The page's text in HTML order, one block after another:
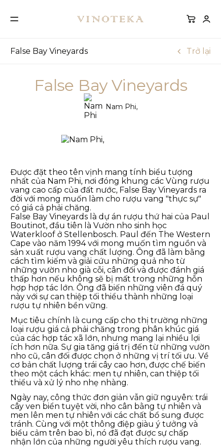
False Bay Vineyards Trở lại
False Bay Vineyards
Nam Phi,
Được đặt theo tên vịnh mang tính biểu tượng
nhất của Nam Phi, nơi đóng khung các Vùng rượu
vang cao cấp của đất nước, False Bay Vineyards ra
đời với mong muốn làm cho rượu vang "thực sự"
có giá cả phải chăng.
False Bay Vineyards là dự án rượu thứ hai của Paul
Boutinot, đầu tiên là Vườn nho sinh học
Waterkloof ở Stellenbosch. Paul đến The Western
Cape vào năm 1994 với mong muốn tìm nguồn và
sản xuất rượu vang chất lượng. Ông đã làm bằng
cách tìm kiếm và giải cứu những quả nho từ
những vườn nho già cỗi, cân đối và được đánh giá
thấp hơn nếu không sẽ bị mất trong những hỗn
hợp hợp tác lớn. Ông đã biến những viên đá quý
này với sự can thiệp tối thiểu thành những loại
rượu tự nhiên bền vững.
Mục tiêu chính là cung cấp cho thị trường những
loại rượu giá cả phải chăng trong phân khúc giá
của các hợp tác xã lớn, nhưng mang lại nhiều lợi
ích hơn nữa. Sự gia tăng giá trị đến từ những vườn
nho cũ, cân đối được chọn ở những vị trí tối ưu. Về
cơ bản chất lượng trái cây cao hơn, được chế biến
theo một cách khác: men tự nhiên, can thiệp tối
thiểu và xử lý nho nhẹ nhàng.
Ngày nay, công thức đơn giản vẫn giữ nguyên: trái
cây ven biển tuyệt vời, nho cân bằng tự nhiên và
men lên men tự nhiên với các chất bổ sung được
tránh. Cùng với một thông điệp giàu ý tưởng và
biểu cảm trên bao bì, nó đã đạt được sự chấp
nhận lớn của những người yêu thích rượu vang.